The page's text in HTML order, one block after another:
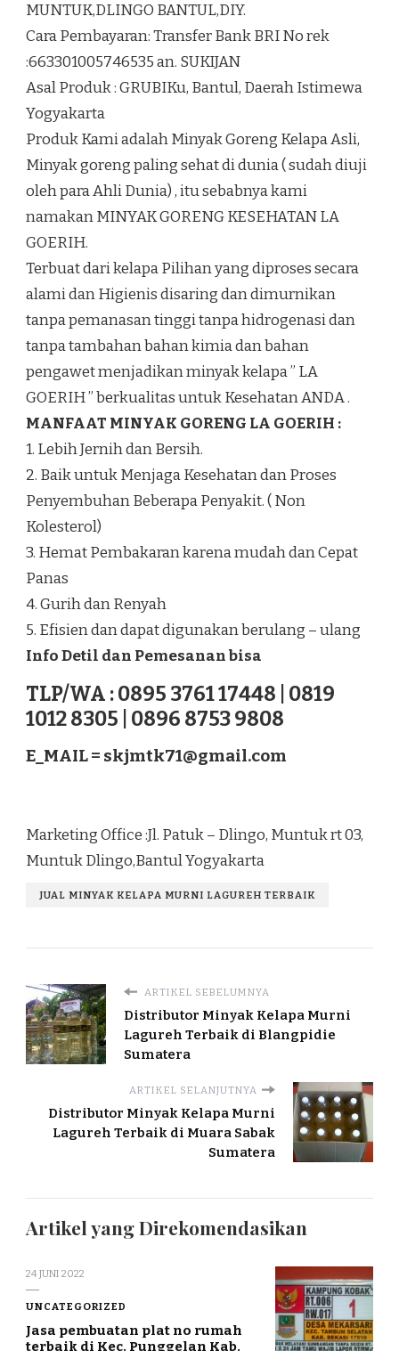
MUNTUK,DLINGO BANTUL,DIY.
Cara Pembayaran: Transfer Bank BRI No rek
:663301005746535 an. SUKIJAN
Asal Produk : GRUBIKu, Bantul, Daerah Istimewa
Yogyakarta
Produk Kami adalah Minyak Goreng Kelapa Asli,
Minyak goreng paling sehat di dunia ( sudah diuji
oleh para Ahli Dunia) , itu sebabnya kami
namakan MINYAK GORENG KESEHATAN LA
GOERIH.
Terbuat dari kelapa Pilihan yang diproses secara
alami dan Higienis disaring dan dimurnikan
tanpa pemanasan tinggi tanpa hidrogenasi dan
tanpa tambahan bahan kimia dan bahan
pengawet menjadikan minyak kelapa ” LA
GOERIH ” berkualitas untuk Kesehatan ANDA .
MANFAAT MINYAK GORENG LA GOERIH :
1. Lebih Jernih dan Bersih.
2. Baik untuk Menjaga Kesehatan dan Proses
Penyembuhan Beberapa Penyakit. ( Non
Kolesterol)
3. Hemat Pembakaran karena mudah dan Cepat
Panas
4. Gurih dan Renyah
5. Efisien dan dapat digunakan berulang – ulang
Info Detil dan Pemesanan bisa
TLP/WA : 0895 3761 17448 | 0819
1012 8305 | 0896 8753 9808
E_MAIL = skjmtk71@gmail.com
Marketing Office :Jl. Patuk – Dlingo, Muntuk rt 03,
Muntuk Dlingo,Bantul Yogyakarta
JUAL MINYAK KELAPA MURNI LAGUREH TERBAIK
ARTIKEL SEBELUMNYA
Distributor Minyak Kelapa Murni
Lagureh Terbaik di Blangpidie
Sumatera
ARTIKEL SELANJUTNYA
Distributor Minyak Kelapa Murni
Lagureh Terbaik di Muara Sabak
Sumatera
Artikel yang Direkomendasikan
24 JUNI 2022
UNCATEGORIZED
Jasa pembuatan plat no rumah
terbaik di Kec. Punggelan Kab.